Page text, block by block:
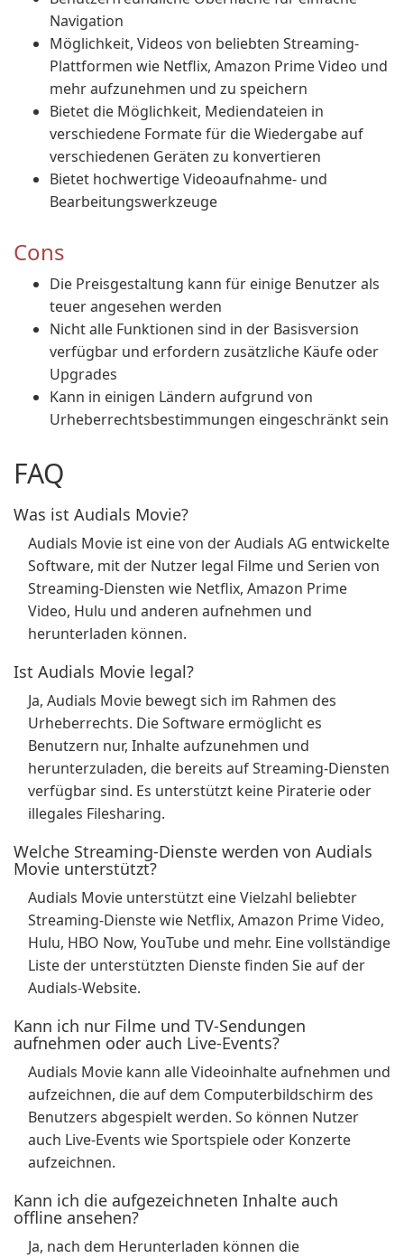
Navigation
Möglichkeit, Videos von beliebten Streaming-
Plattformen wie Netflix, Amazon Prime Video und
mehr aufzunehmen und zu speichern
Bietet die Möglichkeit, Mediendateien in
verschiedene Formate für die Wiedergabe auf
verschiedenen Geräten zu konvertieren
Bietet hochwertige Videoaufnahme- und
Bearbeitungswerkzeuge
Cons
Die Preisgestaltung kann für einige Benutzer als
teuer angesehen werden
Nicht alle Funktionen sind in der Basisversion
verfügbar und erfordern zusätzliche Käufe oder
Upgrades
Kann in einigen Ländern aufgrund von
Urheberrechtsbestimmungen eingeschränkt sein
FAQ
Was ist Audials Movie?
Audials Movie ist eine von der Audials AG entwickelte
Software, mit der Nutzer legal Filme und Serien von
Streaming-Diensten wie Netflix, Amazon Prime
Video, Hulu und anderen aufnehmen und
herunterladen können.
Ist Audials Movie legal?
Ja, Audials Movie bewegt sich im Rahmen des
Urheberrechts. Die Software ermöglicht es
Benutzern nur, Inhalte aufzunehmen und
herunterzuladen, die bereits auf Streaming-Diensten
verfügbar sind. Es unterstützt keine Piraterie oder
illegales Filesharing.
Welche Streaming-Dienste werden von Audials
Movie unterstützt?
Audials Movie unterstützt eine Vielzahl beliebter
Streaming-Dienste wie Netflix, Amazon Prime Video,
Hulu, HBO Now, YouTube und mehr. Eine vollständige
Liste der unterstützten Dienste finden Sie auf der
Audials-Website.
Kann ich nur Filme und TV-Sendungen
aufnehmen oder auch Live-Events?
Audials Movie kann alle Videoinhalte aufnehmen und
aufzeichnen, die auf dem Computerbildschirm des
Benutzers abgespielt werden. So können Nutzer
auch Live-Events wie Sportspiele oder Konzerte
aufzeichnen.
Kann ich die aufgezeichneten Inhalte auch
offline ansehen?
Ja, nach dem Herunterladen können die